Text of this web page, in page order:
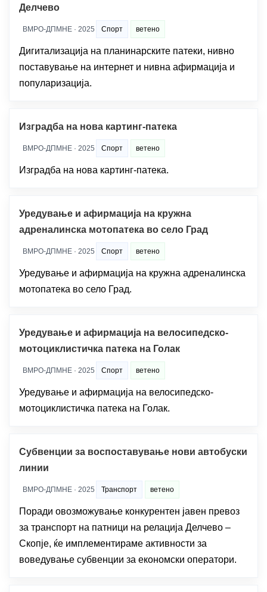
Делчево
ВМРО-ДПМНЕ · 2025 Спорт ветено
Дигитализација на планинарските патеки, нивно
поставување на интернет и нивна афирмација и
популаризација.
Изградба на нова картинг-патека
ВМРО-ДПМНЕ · 2025 Спорт ветено
Изградба на нова картинг-патека.
Уредување и афирмација на кружна
адреналинска мотопатека во село Град
ВМРО-ДПМНЕ · 2025 Спорт ветено
Уредување и афирмација на кружна адреналинска
мотопатека во село Град.
Уредување и афирмација на велосипедско-
мотоциклистичка патека на Голак
ВМРО-ДПМНЕ · 2025 Спорт ветено
Уредување и афирмација на велосипедско-
мотоциклистичка патека на Голак.
Субвенции за воспоставување нови автобуски
линии
ВМРО-ДПМНЕ · 2025 Транспорт ветено
Поради овозможување конкурентен јавен превоз
за транспорт на патници на релација Делчево –
Скопје, ќе имплементираме активности за
воведување субвенции за економски оператори.